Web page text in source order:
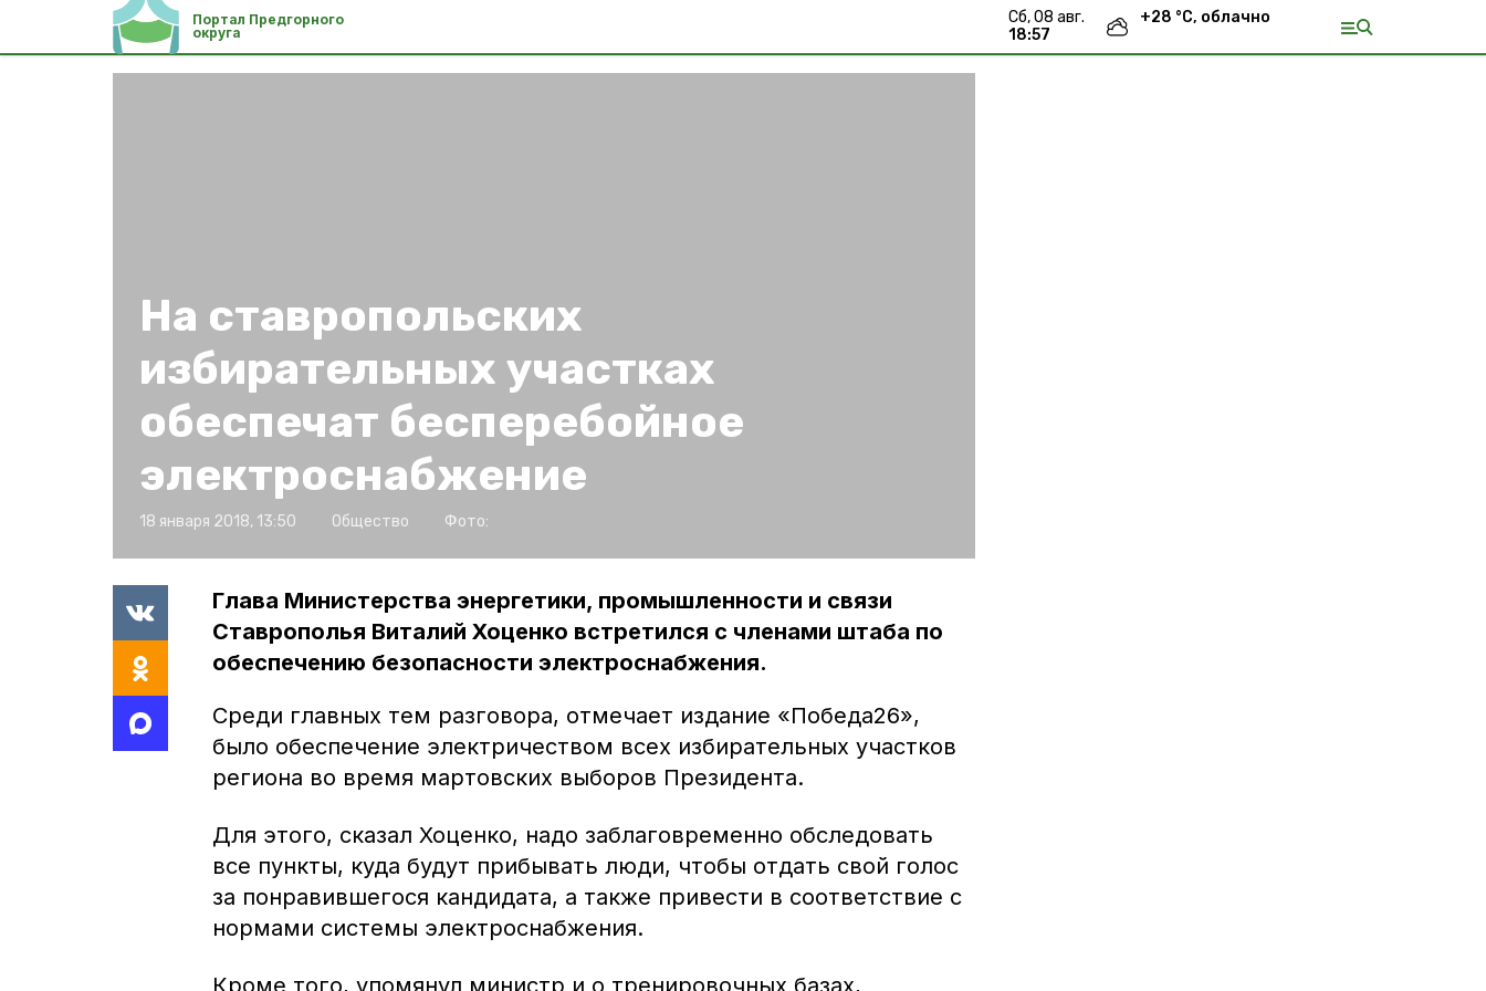
Портал Предгорного
округа
сб, 08 авг.
18:57
+28 °С, облачно
На ставропольских
избирательных участках
обеспечат бесперебойное
электроснабжение
18 января 2018, 13:50 Общество Фото:
Глава Министерства энергетики, промышленности и связи
Ставрополья Виталий Хоценко встретился с членами штаба по
обеспечению безопасности электроснабжения.
Среди главных тем разговора, отмечает издание «Победа26»,
было обеспечение электричеством всех избирательных участков
региона во время мартовских выборов Президента.
Для этого, сказал Хоценко, надо заблаговременно обследовать
все пункты, куда будут прибывать люди, чтобы отдать свой голос
за понравившегося кандидата, а также привести в соответствие с
нормами системы электроснабжения.
Кроме того, упомянул министр и о тренировочных базах,